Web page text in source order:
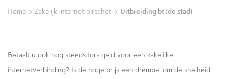
Home > Zakelijk internet oirschot > Uitbreiding bt (de stad)
Betaalt u ook nog steeds fors geld voor een zakelijke
internetverbinding? Is de hoge prijs een drempel om de snelheid